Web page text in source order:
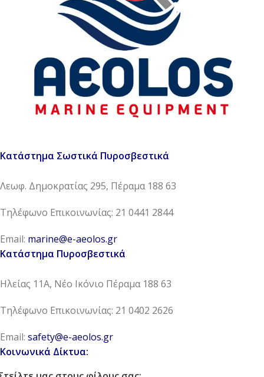
Κατάστημα Σωστικά Πυροσβεστικά
Λεωφ. Δημοκρατίας 295, Πέραμα 188 63
Τηλέφωνο Επικοινωνίας: 21 0441 2844
Email: marine@e-aeolos.gr
Κατάστημα Πυροσβεστικά
Ηλείας 11Α, Νέο Ικόνιο Πέραμα 188 63
Τηλέφωνο Επικοινωνίας: 21 0402 2626
Email: safety@e-aeolos.gr
Κοινωνικά Δίκτυα: